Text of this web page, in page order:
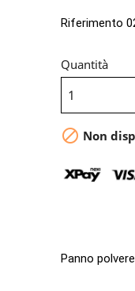
Riferimento
Quantità
 Non
Panno